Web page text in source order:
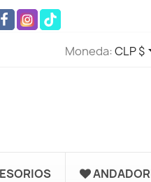
Moneda:CLP $